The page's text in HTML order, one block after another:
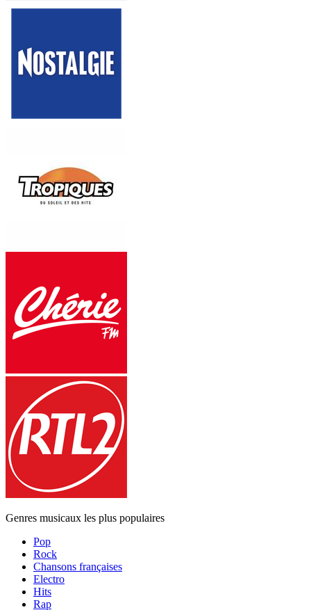
Genres musicaux les plus populaires
Pop
Rock
Chansons françaises
Electro
Hits
Rap